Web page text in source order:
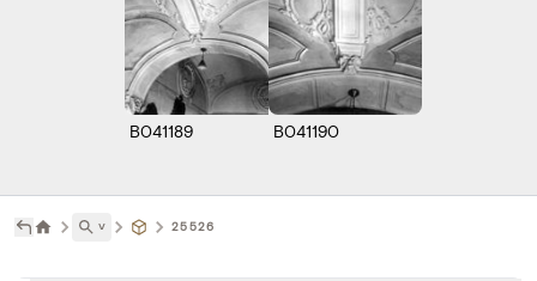
B041189 B041190
˅ 25526